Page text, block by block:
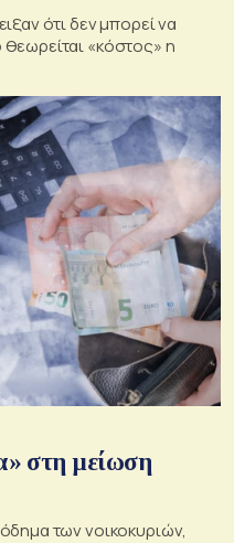
ότι δεν μπορεί να
«κόστος» η
στη μείωση
των νοικοκυριών,